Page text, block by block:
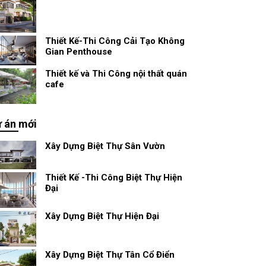
Thiết Kế-Thi Công Cải Tạo Không
Gian Penthouse
Thiết kế và Thi Công nội thất quán
cafe
án mới
Xây Dựng Biệt Thự Sân Vườn
Thiết Kế -Thi Công Biệt Thự Hiện
Đại
Xây Dựng Biệt Thự Hiện Đại
Xây Dựng Biệt Thự Tân Cổ Điển